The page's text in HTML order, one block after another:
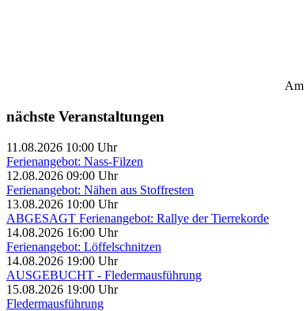
Am
nächste Veranstaltungen
11.08.2026 10:00 Uhr
Ferienangebot: Nass-Filzen
12.08.2026 09:00 Uhr
Ferienangebot: Nähen aus Stoffresten
13.08.2026 10:00 Uhr
ABGESAGT Ferienangebot: Rallye der Tierrekorde
14.08.2026 16:00 Uhr
Ferienangebot: Löffelschnitzen
14.08.2026 19:00 Uhr
AUSGEBUCHT - Fledermausführung
15.08.2026 19:00 Uhr
Fledermausführung